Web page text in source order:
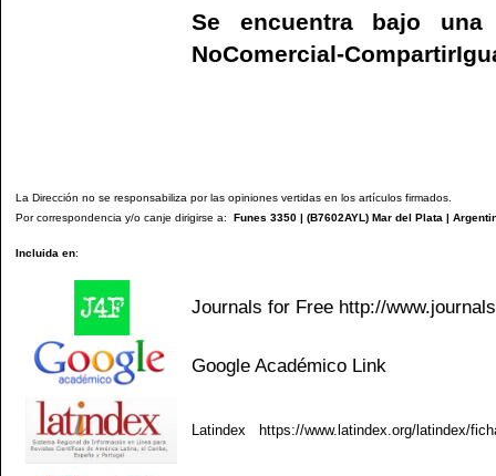
Se encuentra bajo
NoComercial-
La Dirección no se responsabiliza por las opiniones vertidas en los artículos firmados.
Por correspondencia y/o canje dirigirse a: Funes 3350 | (B7602AYL) Mar del Plata |
Incluida en:
Journals for Free http://
Google Académico Link
Latindex https://www.latindex.org/latindex/